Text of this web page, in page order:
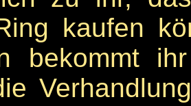
kaufen
bekommt